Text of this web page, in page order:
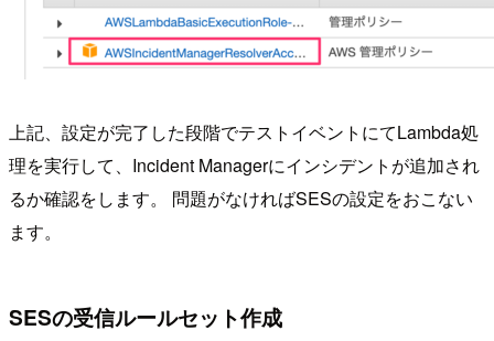
上記、設定が完了した段階でテストイベントにてLambda処
理を実行して、Incident Managerにインシデントが追加され
るか確認をします。 問題がなければSESの設定をおこない
ます。
SESの受信ルールセット作成